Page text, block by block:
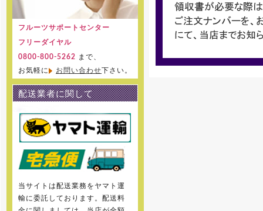
フルーツサポートセンター
フリーダイヤル
0800-800-5262
まで、
お気軽に
お問い合わせ下さい。
配送業者に関して
当サイトは配送業務をヤマト運
輸に委託しております。配送料